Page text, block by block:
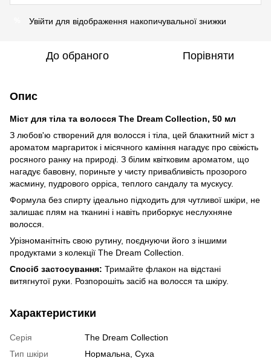
Увійти для відображення накопичувальної знижки
До обраного Порівняти
Опис
Міст для тіла та волосся The Dream Collection, 50 мл
З любов'ю створений для волосся і тіла, цей блакитний міст з
ароматом маргариток і місячного каміння нагадує про свіжість
росяного ранку на природі. З білим квітковим ароматом, що
нагадує бавовну, пориньте у чисту привабливість прозорого
жасмину, пудрового орріса, теплого сандалу та мускусу.
Формула без спирту ідеально підходить для чутливої шкіри, не
залишає плям на тканині і навіть приборкує неслухняне
волосся.
Урізноманітніть свою рутину, поєднуючи його з іншими
продуктами з колекції The Dream Collection.
Спосіб застосування: Тримайте флакон на відстані
витягнутої руки. Розпорошіть засіб на волосся та шкіру.
Характеристики
Серія
The Dream Collection
Тип шкіри
Нормальна, Суха